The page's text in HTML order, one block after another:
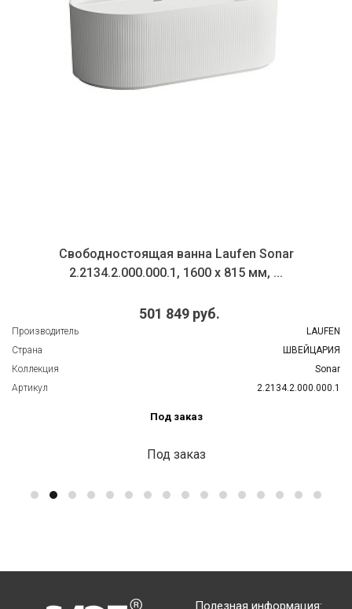
Свободностоящая ванна Laufen Sonar
2.2134.2.000.000.1, 1600 x 815 мм, ...
501 849 руб.
Производитель
LAUFEN
Страна
ШВЕЙЦАРИЯ
Коллекция
Sonar
Артикул
2.2134.2.000.000.1
Под заказ
Под заказ
Полезная информация: